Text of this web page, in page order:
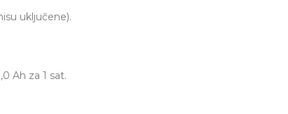
uključene).
Ah za 1 sat.